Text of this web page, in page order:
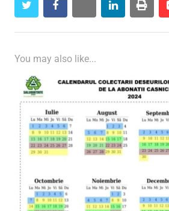
twitterfacebookwhatsapplinkedinprint
You may also like...